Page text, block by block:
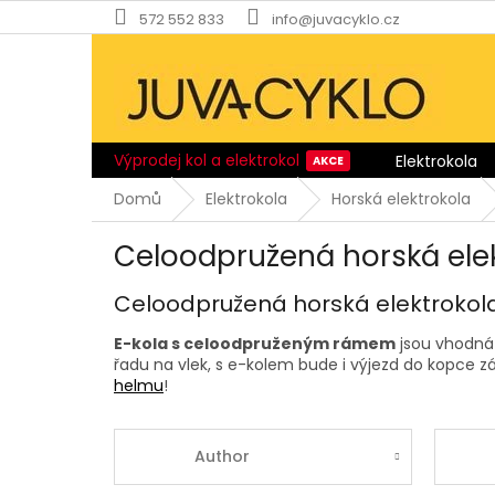
na
572 552 833 info@juvacyklo.cz
Výprodej kol a elektrokol Elektrokola
Domů
Elektrokola Horská elektrokola
Celoodpružená horská
Celoodpružená horská
E-kola s celoodpruženým rámem jsou
řadu na vlek, s e-kolem bude i výjezd do kopce
helmu!
Author